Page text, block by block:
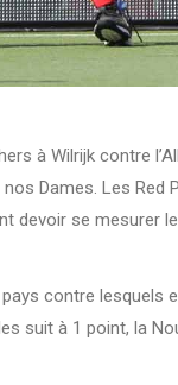
à Wilrijk contre
Dames. Les Red
devoir se mesurer
pays contre
suit à 1 point, la